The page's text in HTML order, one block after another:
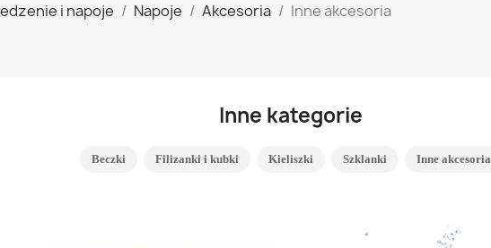
i napoje Napoje Akcesoria Inne akcesoria
Inne kategorie
Beczki Filizanki i kubki Kieliszki Szklanki Inne akcesoria